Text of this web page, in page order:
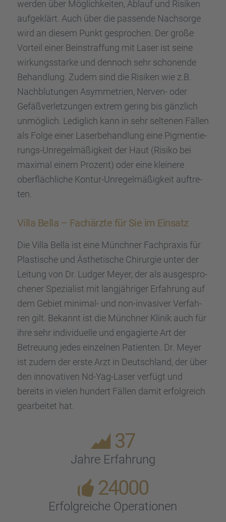
werden über Möglich­kei­ten, Ablauf und Risiken
aufge­klärt. Auch über die passende Nachsorge
wird an diesem Punkt gespro­chen. Der große
Vorteil einer Beinstraf­fung mit Laser ist seine
wirkungs­starke und dennoch sehr schonende
Behand­lung. Zudem sind die Risiken wie z.B.
Nachblu­tun­gen Asymme­trien, Nerven- oder
Gefäß­ver­let­zun­gen extrem gering bis gänzlich
unmög­lich. Ledig­lich kann in sehr selte­nen Fällen
als Folge einer Laser­be­hand­lung eine Pigmen­tie­
rungs-Unregel­mä­ßig­keit der Haut (Risiko bei
maximal einem Prozent) oder eine kleinere
oberfläch­li­che Kontur-Unregel­mä­ßig­keit auftre­
ten.
Villa Bella – Fachärzte für Sie im Einsatz
Die Villa Bella ist eine Münch­ner Fachpra­xis für
Plasti­sche und Ästhe­ti­sche Chirur­gie unter der
Leitung von Dr. Ludger Meyer, der als ausge­spro­
che­ner Spezia­list mit langjäh­ri­ger Erfah­rung auf
dem Gebiet minimal- und non-invasi­ver Verfah­
ren gilt. Bekannt ist die Münch­ner Klinik auch für
ihre sehr indivi­du­elle und engagierte Art der
Betreu­ung jedes einzel­nen Patien­ten. Dr. Meyer
ist zudem der erste Arzt in Deutsch­land, der über
den innova­ti­ven Nd-Yag-Laser verfügt und
bereits in vielen hundert Fällen damit erfolg­reich
gearbei­tet hat.
37
Jahre Erfah­rung
24000
Erfolg­rei­che Opera­tio­nen